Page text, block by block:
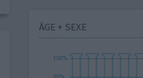
ÂGE + SEXE